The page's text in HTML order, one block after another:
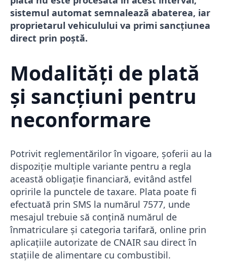
sistemul automat semnalează abaterea, iar
proprietarul vehiculului va primi sancțiunea
direct prin poștă.
Modalități de plată
și sancțiuni pentru
neconformare
Potrivit reglementărilor în vigoare, șoferii au la
dispoziție multiple variante pentru a regla
această obligație financiară, evitând astfel
opririle la punctele de taxare. Plata poate fi
efectuată prin SMS la numărul 7577, unde
mesajul trebuie să conțină numărul de
înmatriculare și categoria tarifară, online prin
aplicațiile autorizate de CNAIR sau direct în
stațiile de alimentare cu combustibil.